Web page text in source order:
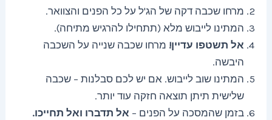
מרחו שכבה דקה של הג'ל על כל הפנים והצוואר.
המתינו לייבוש מלא (תתחילו להרגיש מתיחה).
אל תשטפו עדיין! מרחו שכבה שנייה על השכבה
היבשה.
המתינו שוב לייבוש. אם יש לכם סבלנות – שכבה
שלישית תיתן תוצאה חזקה עוד יותר.
בזמן שהמסכה על הפנים – אל תדברו ואל תחייכו.